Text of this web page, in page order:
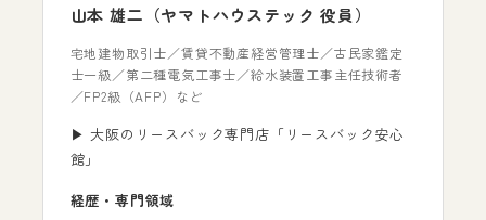
山本 雄二（ヤマトハウステック 役員）
宅地建物取引士／賃貸不動産経営管理士／古民家鑑定
士一級／第二種電気工事士／給水装置工事主任技術者
／FP2級（AFP）など
▶ 大阪のリースバック専門店「リースバック安心
館」
経歴・専門領域